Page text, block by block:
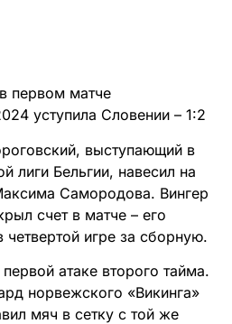
первом матче
уступила Словении – 1:2
выступающий в
лиги Бельгии, навесил на
Самородова. Вингер
счет в матче – его
игре за сборную.
атаке второго тайма.
норвежского «Викинга»
мяч в сетку с той же